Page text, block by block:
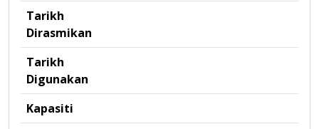
Tarikh
Dirasmikan
Tarikh
Digunakan
Kapasiti